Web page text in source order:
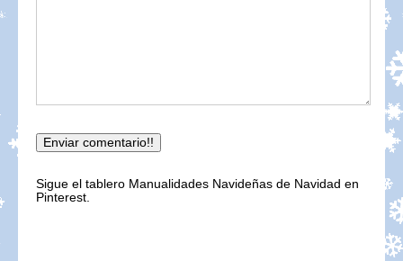
Sigue el tablero Manualidades Navideñas de Navidad en
Pinterest.